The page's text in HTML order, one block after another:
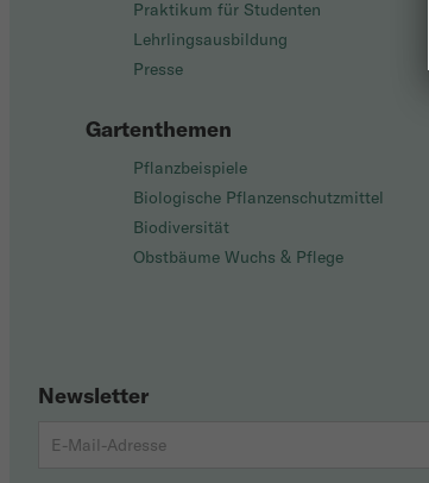
Praktikum für Studenten
Lehrlingsausbildung
Presse
Gartenthemen
Pflanzbeispiele
Biologische Pflanzenschutzmittel
Biodiversität
Obstbäume Wuchs & Pflege
Newsletter